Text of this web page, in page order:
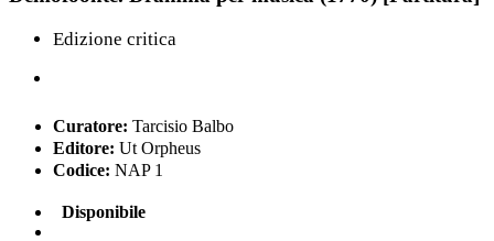
Edizione critica
Curatore: Tarcisio Balbo
Editore: Ut Orpheus
Codice: NAP 1
Disponibile